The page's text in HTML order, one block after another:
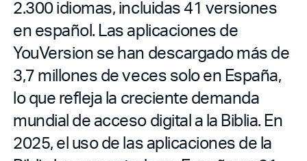
2.300 idiomas, incluidas 41 versiones
en español. Las aplicaciones de
YouVersion se han descargado más de
3,7 millones de veces solo en España,
lo que refleja la creciente demanda
mundial de acceso digital a la Biblia. En
2025, el uso de las aplicaciones de la